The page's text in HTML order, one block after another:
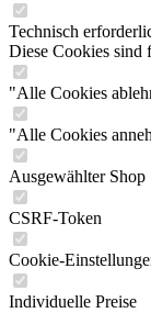
Technisch
Diese Cookies sind
"Alle Cookies
"Alle Cookies
Ausgewählter Shop
CSRF-Token
Cookie-
Individuelle Preise